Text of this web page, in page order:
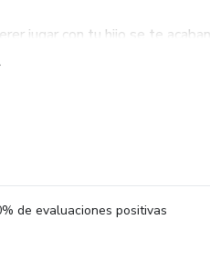
jugar con tu hijo se te
de evaluaciones positivas